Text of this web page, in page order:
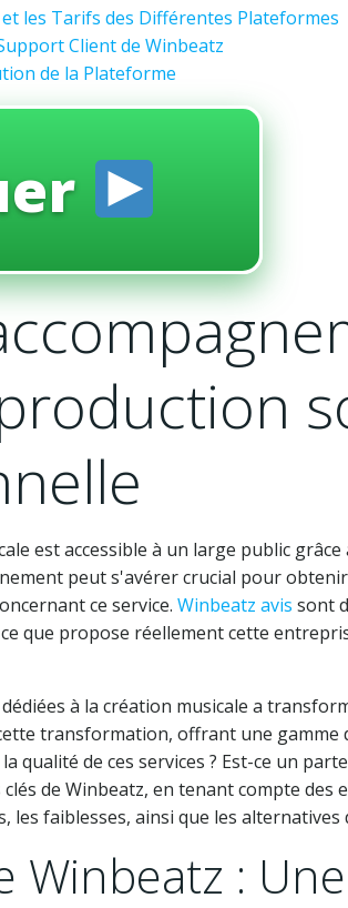
les Tarifs des Différentes Plateformes
Client de Winbeatz
de la Plateforme
est accessible à un large public
peut s'avérer crucial pour
ce service. Winbeatz avis sont
que propose réellement cette
à la création musicale a
transformation, offrant une
qualité de ces services ? Est-ce un
de Winbeatz, en tenant compte
faiblesses, ainsi que les alternatives
Winbeatz :